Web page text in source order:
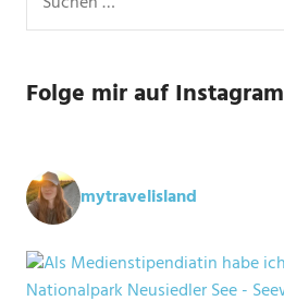
nach:
Folge mir auf Instagram
mytravelisland